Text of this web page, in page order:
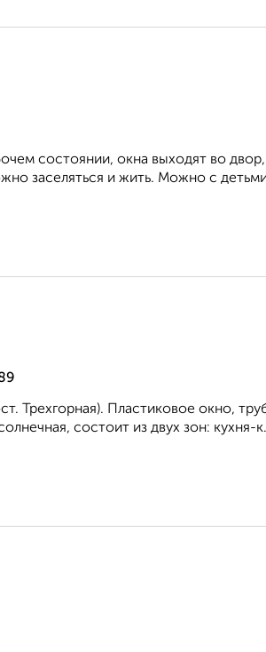
состоянии, окна выходят во
заселяться и жить. Можно с
Трехгорная). Пластиковое окно,
состоит из двух зон: кухня-